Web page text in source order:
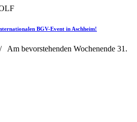
BGV-Event in Aschheim!
bevorstehenden Wochenende 31.